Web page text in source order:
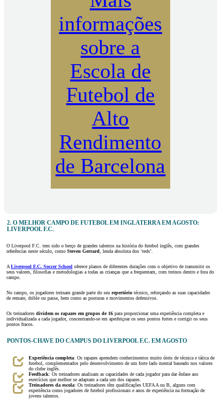
informações
sobre a
Escola de
Futebol de
Alto
Rendimento
de Barcelona
2. O MELHOR CAMPO DE FUTEBOL EM INGLATERRA EM AGOSTO:
LIVERPOOL F.C.
O Liverpool F.C. tem sido o berço de grandes talentos na história do futebol inglês, com grandes
referências neste século, como Steven Gerrard, lenda absoluta dos ‘reds’.
ALiverpool F.C. Soccer School oferece planos de diferentes durações com o objetivo de transmitir os
seus valores, filosofias e metodologias a todas as crianças que a frequentam, com treinos dentro e fora do
campo.
No campo, os jogadores treinam grande parte do seu repertório técnico, reforçando as suas capacidades
de remate, drible ou passe, bem como as posturas e movimentos defensivos.
Os treinadores dividem os rapazes em grupos de 16 para proporcionar uma experiência completa e
individualizada a cada jogador, concentrando-se em aperfeiçoar os seus pontos fortes e corrigir os seus
pontos fracos.
PONTOS-CHAVE DO CAMPUS DO LIVERPOOL F.C. EM AGOSTO
Experiência completa: Os rapazes aprendem conhecimentos muito úteis de técnica e tática de
futebol, complementados pelo desenvolvimento de um forte lado mental baseado nos valores
do clube inglês.
Feedback: Os treinadores analisam as capacidades de cada jogador para dar ênfase aos
exercícios que melhor se adaptam a cada um dos rapazes.
Treinadores da escola: Os treinadores têm qualificações UEFA A ou B, alguns com
experiência como jogadores de futebol profissionais e anos de experiência na formação de
jovens talentos.